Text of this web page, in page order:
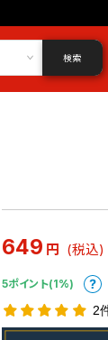
検索
649 円 (税込)
5ポイント(1%)
2